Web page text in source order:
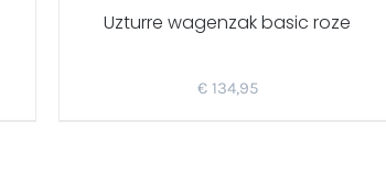
Uzturre wagenzak basic roze
€134,95